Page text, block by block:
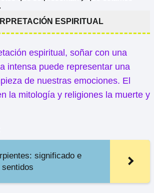
ESPIRITUAL
espiritual, soñar con una
intensa puede representar una
de nuestras emociones. El
la mitología y religiones la muerte y
significado e